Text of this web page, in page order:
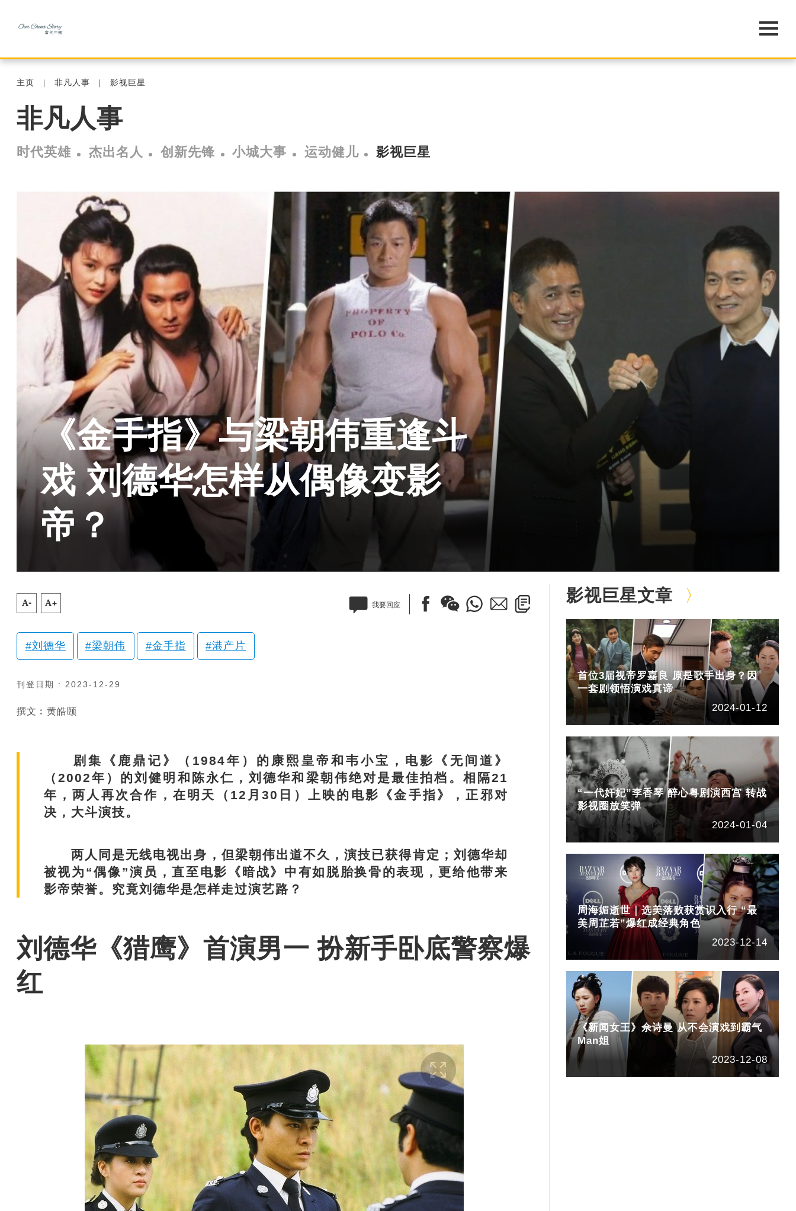
主页 非凡人事 影视巨星
非凡人事
时代英雄 杰出名人 创新先锋 小城大事 运动健儿 影视巨星
《金手指》与梁朝伟重逢斗
戏 刘德华怎样从偶像变影
帝？
A- A+ 我要回应
刘德华 梁朝伟 金手指 港产片
刊登日期 : 2023-12-29
撰文︰黄皓颐
剧集《鹿鼎记》（1984年）的康熙皇帝和韦小宝，电影《无间道》
（2002年）的刘健明和陈永仁，刘德华和梁朝伟绝对是最佳拍档。相隔21
年，两人再次合作，在明天（12月30日）上映的电影《金手指》，正邪对
决，大斗演技。
两人同是无线电视出身，但梁朝伟出道不久，演技已获得肯定；刘德华却
被视为“偶像”演员，直至电影《暗战》中有如脱胎换骨的表现，更给他带来
影帝荣誉。究竟刘德华是怎样走过演艺路？
刘德华《猎鹰》首演男一 扮新手卧底警察爆
红
影视巨星文章
首位3届视帝罗嘉良 原是歌手出身？因
一套剧领悟演戏真谛
2024-01-12
“一代奸妃”李香琴 醉心粤剧演西宫 转战
影视圈放笑弹
2024-01-04
周海媚逝世｜选美落败获赏识入行 “最
美周芷若”爆红成经典角色
2023-12-14
《新闻女王》佘诗曼 从不会演戏到霸气
Man姐
2023-12-08